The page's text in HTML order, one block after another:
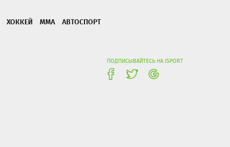
ХОККЕЙ ММА АВТОСПОРТ
ПОДПИСЫВАЙТЕСЬ НА ISPORT